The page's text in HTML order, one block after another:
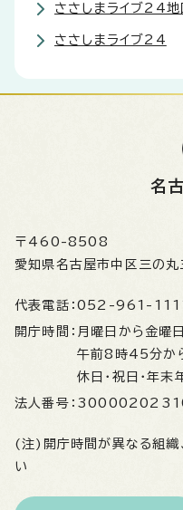
ささしまライブ24
ささしまライブ24
名
〒460-8508
愛知県名古屋市中区三の
代表電話： 052-961-
開庁時間： 月曜日から金曜
午前8時45分か
休日・祝日・年末
法人番号：
(注)開庁時間が異なる組織
い